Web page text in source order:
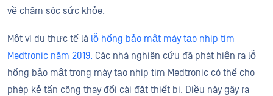
về chăm sóc sức khỏe.
Một ví dụ thực tế là lỗ hổng bảo mật máy tạo nhịp tim
Medtronic năm 2019. Các nhà nghiên cứu đã phát hiện ra lỗ
hổng bảo mật trong máy tạo nhịp tim Medtronic có thể cho
phép kẻ tấn công thay đổi cài đặt thiết bị. Điều này gây ra